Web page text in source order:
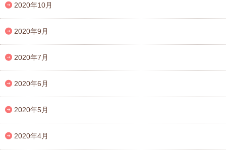
2020年10月
2020年9月
2020年7月
2020年6月
2020年5月
2020年4月